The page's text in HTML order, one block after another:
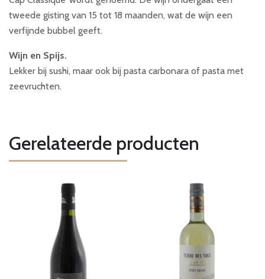
tweede gisting van 15 tot 18 maanden, wat de wijn een
verfijnde bubbel geeft.
Wijn en Spijs.
Lekker bij sushi, maar ook bij pasta carbonara of pasta met
zeevruchten.
Gerelateerde producten